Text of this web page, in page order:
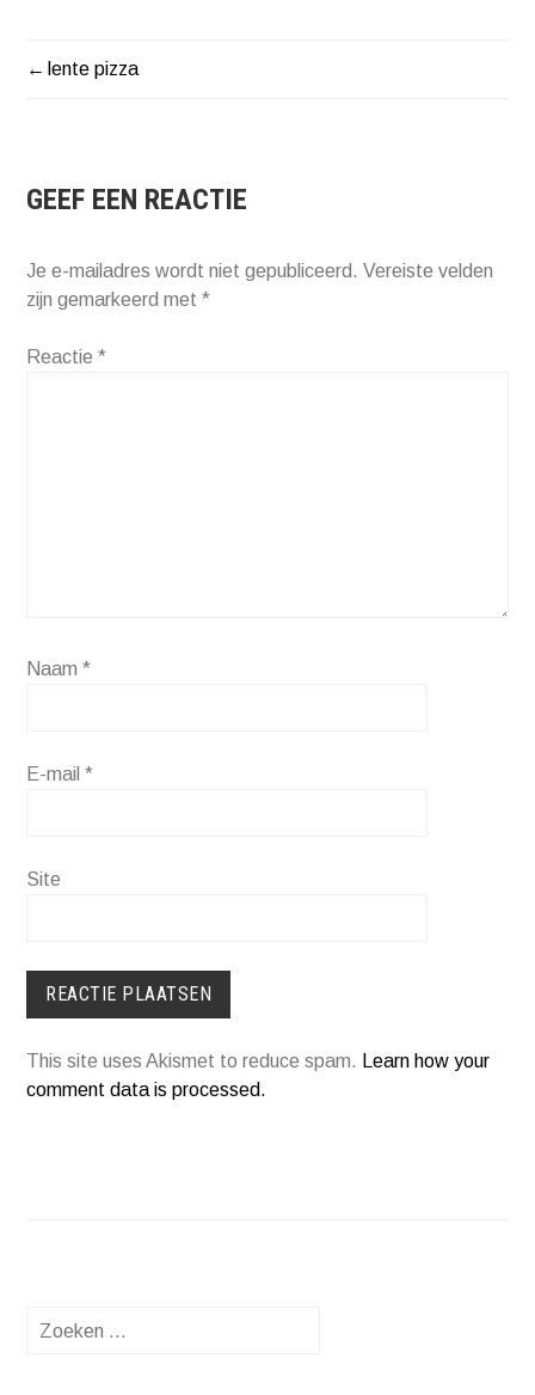
BERICHT
lente pizza
GEEF EEN REACTIE
Je e-mailadres wordt niet gepubliceerd. Vereiste velden
zijn gemarkeerd met*
Reactie*
Naam*
E-mail*
Site
This site uses Akismet to reduce spam. Learn how your
comment data is processed.
Zoeken